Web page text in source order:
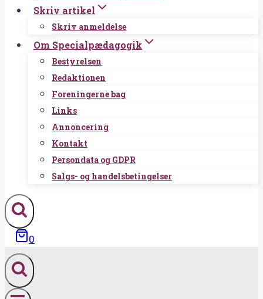
Skriv artikel
Skriv anmeldelse
Om Specialpædagogik
Bestyrelsen
Redaktionen
Foreningerne bag
Links
Annoncering
Kontakt
Persondata og GDPR
Salgs- og handelsbetingelser
0